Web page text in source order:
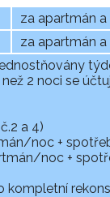
za apartmán
za apartmán
2 noci se
a 4)
noc +
noc +